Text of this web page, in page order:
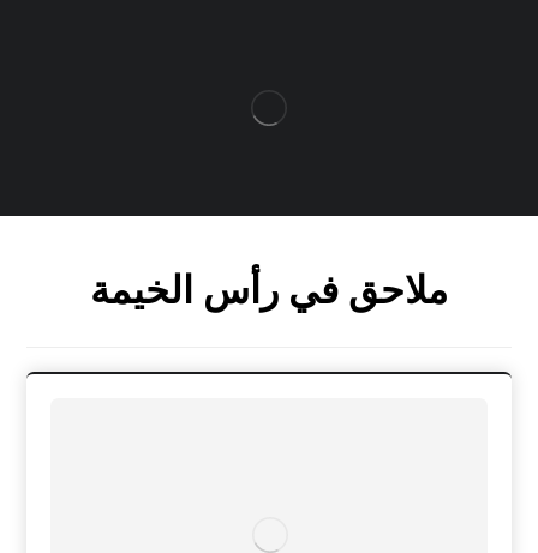
ملاحق في رأس الخيمة